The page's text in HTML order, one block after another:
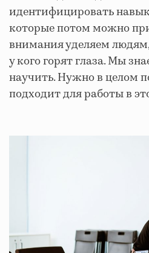
идентифицировать
которые потом можно
внимания уделяем
у кого горят глаза. Мы
научить. Нужно в целом
подходит для работы в